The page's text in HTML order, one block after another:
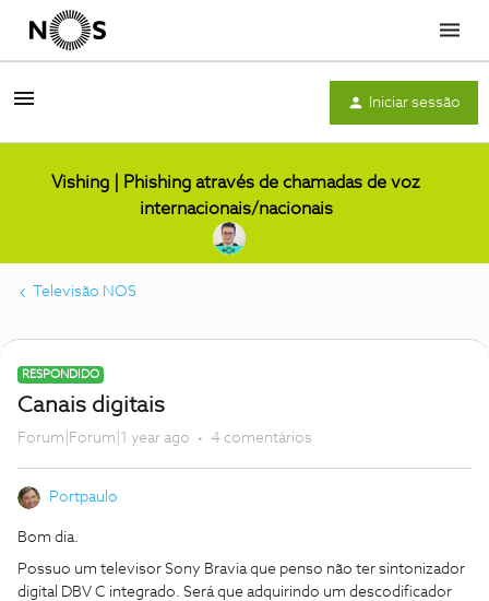
Menu
Iniciar sessão
Vishing | Phishing através de chamadas de voz
internacionais/nacionais
Televisão NOS
RESPONDIDO
Canais digitais
Forum|Forum|1 year ago 4 comentários
Portpaulo
Bom dia.
Possuo um televisor Sony Bravia que penso não ter sintonizador
digital DBV C integrado. Será que adquirindo um descodificador